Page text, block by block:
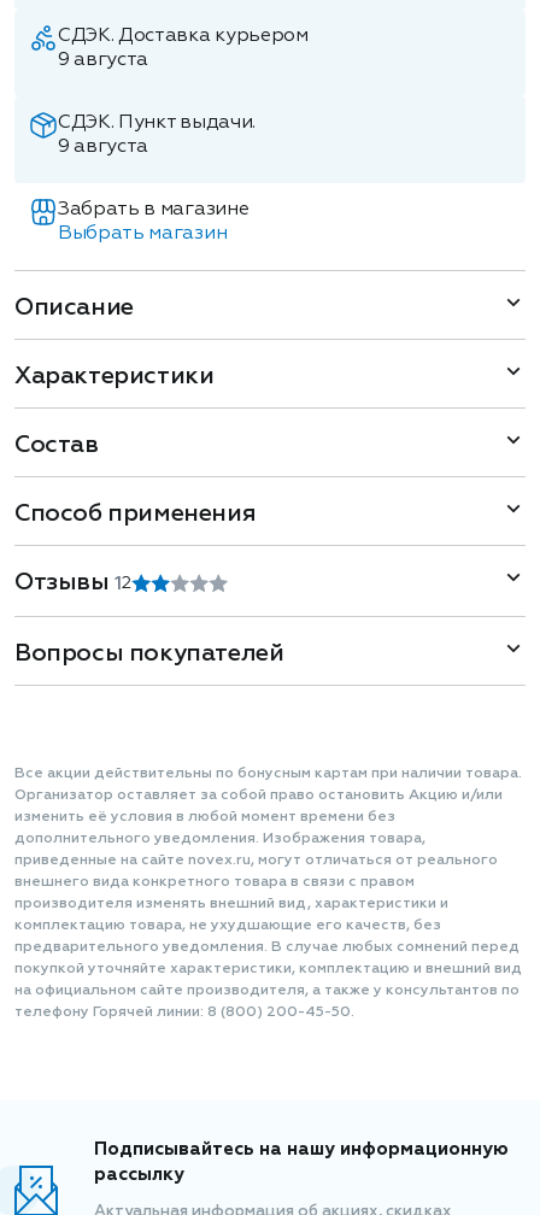
СДЭК. Доставка курьером
9 августа
СДЭК. Пункт выдачи.
9 августа
Забрать в магазине
Выбрать магазин
Описание
Характеристики
Состав
Способ применения
Отзывы1 2
Вопросы покупателей
Все акции действительны по бонусным картам при наличии товара.
Организатор оставляет за собой право остановить Акцию и/или
изменить её условия в любой момент времени без
дополнительного уведомления. Изображения товара,
приведенные на сайте novex.ru, могут отличаться от реального
внешнего вида конкретного товара в связи с правом
производителя изменять внешний вид, характеристики и
комплектацию товара, не ухудшающие его качеств, без
предварительного уведомления. В случае любых сомнений перед
покупкой уточняйте характеристики, комплектацию и внешний вид
на официальном сайте производителя, а также у консультантов по
телефону Горячей линии: 8 (800) 200-45-50.
Подписывайтесь на нашу информационную
рассылку